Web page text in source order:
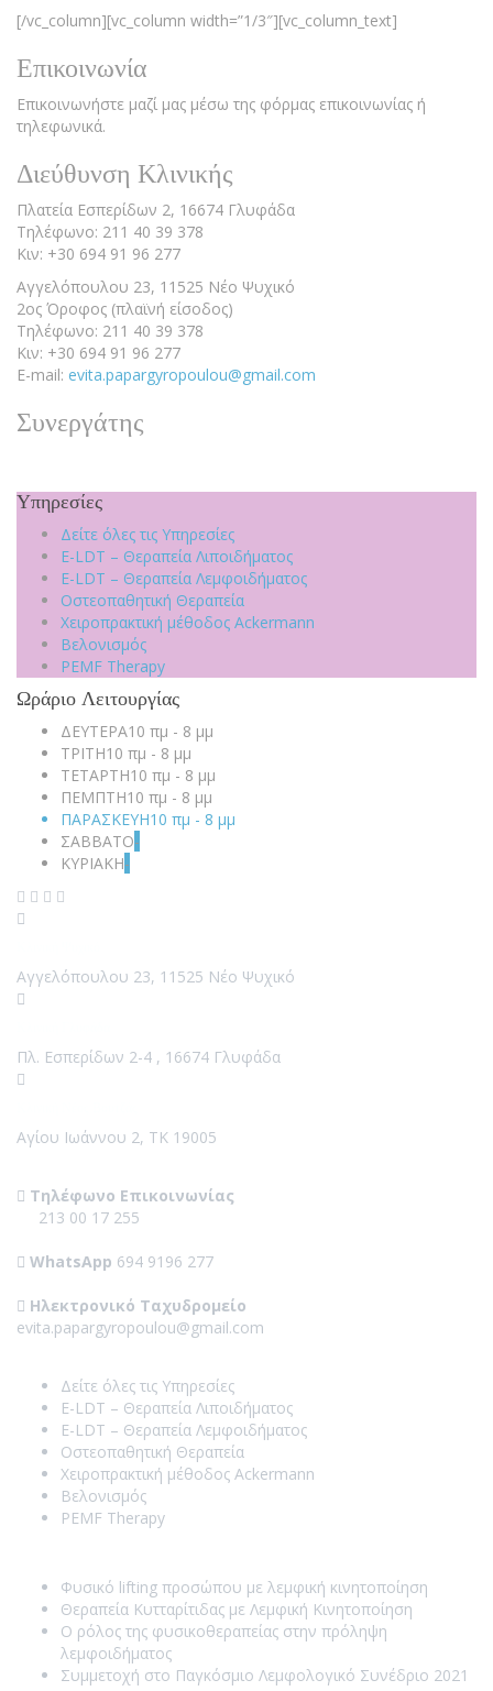
[/vc_column][vc_column width=”1/3″][vc_column_text]
Επικοινωνία
Επικοινωνήστε μαζί μας μέσω της φόρμας επικοινωνίας ή
τηλεφωνικά.
Διεύθυνση Κλινικής
Πλατεία Εσπερίδων 2, 16674 Γλυφάδα
Τηλέφωνο: 211 40 39 378
Κιν: +30 694 91 96 277
Αγγελόπουλου 23, 11525 Νέο Ψυχικό
2ος Όροφος (πλαϊνή είσοδος)
Τηλέφωνο: 211 40 39 378
Κιν: +30 694 91 96 277
E-mail: evita.papargyropoulou@gmail.com
Συνεργάτης
Υπηρεσίες
Δείτε όλες τις Υπηρεσίες
E-LDT – Θεραπεία Λιποιδήματος
E-LDT – Θεραπεία Λεμφοιδήματος
Οστεοπαθητική Θεραπεία
Χειροπρακτική μέθοδος Ackermann
Βελονισμός
PEMF Therapy
Ωράριο Λειτουργίας
ΔΕΥΤΕΡΑ10 πμ - 8 μμ
ΤΡΙΤΗ10 πμ - 8 μμ
ΤΕΤΑΡΤΗ10 πμ - 8 μμ
ΠΕΜΠΤΗ10 πμ - 8 μμ
ΠΑΡΑΣΚΕΥΗ10 πμ - 8 μμ
ΣΑΒΒΑΤΟ-
ΚΥΡΙΑΚΗ-
Αγγελόπουλου 23, 11525 Νέο Ψυχικό
Πλ. Εσπερίδων 2-4 , 16674 Γλυφάδα
Αγίου Ιωάννου 2, ΤΚ 19005
Τηλέφωνο Επικοινωνίας
213 00 17 255
WhatsApp 694 9196 277
Ηλεκτρονικό Ταχυδρομείο
evita.papargyropoulou@gmail.com
Δείτε όλες τις Υπηρεσίες
E-LDT – Θεραπεία Λιποιδήματος
E-LDT – Θεραπεία Λεμφοιδήματος
Οστεοπαθητική Θεραπεία
Χειροπρακτική μέθοδος Ackermann
Βελονισμός
PEMF Therapy
Φυσικό lifting προσώπου με λεμφική κινητοποίηση
Θεραπεία Κυτταρίτιδας με Λεμφική Κινητοποίηση
Ο ρόλος της φυσικοθεραπείας στην πρόληψη
λεμφοιδήματος
Συμμετοχή στο Παγκόσμιο Λεμφολογικό Συνέδριο 2021